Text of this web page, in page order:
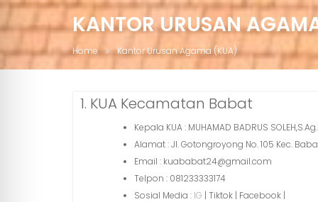
KANTOR URUSAN
Home Kantor Urusan Agama (KUA)
1. KUA Kecamatan Babat
Kepala KUA : MUHAMAD BADRUS
Alamat : Jl. Gotongroyong No. 105 Kec.
Email : kuababat24@gmail.com
Telpon : 081233333174
Sosial Media : IG | Tiktok | Facebook |